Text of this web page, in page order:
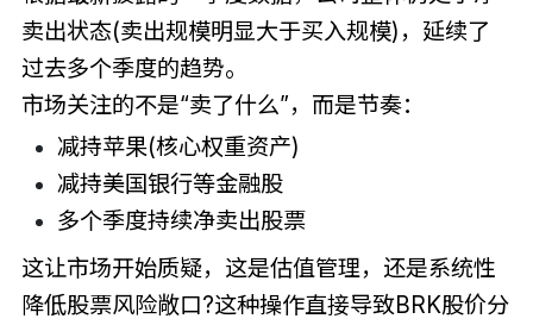
卖出状态(卖出规模明显大于买入规模)，延续了
过去多个季度的趋势。
市场关注的不是“卖了什么”，而是节奏：
减持苹果(核心权重资产)
减持美国银行等金融股
多个季度持续净卖出股票
这让市场开始质疑，这是估值管理，还是系统性
降低股票风险敞口?这种操作直接导致BRK股价分